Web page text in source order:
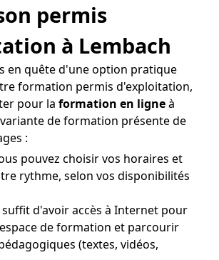
permis
à Lembach
en quête d'une option pratique
formation permis d'exploitation,
pour la formation en ligneà
de formation présente de
:
pouvez choisir vos horaires et
rythme, selon vos disponibilités
d'avoir accès à Internet pour
de formation et parcourir
(textes, vidéos,